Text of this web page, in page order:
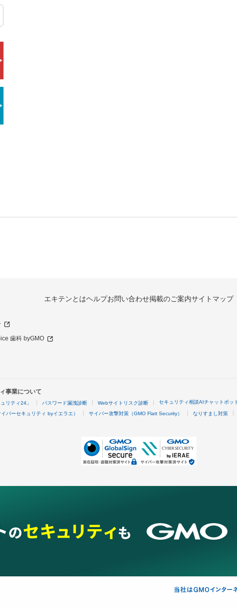
エキテンとはヘルプお問い合わせ掲載のご案内サイトマップ
歯科 byGMO
事業について
リティ24」 パスワード漏洩診断 Webサイトリスク診断 セキュリティ相談AIチャットボッ
バーセキュリティ byイエラエ） サイバー攻撃対策（GMO Flatt Security） なりすまし対策